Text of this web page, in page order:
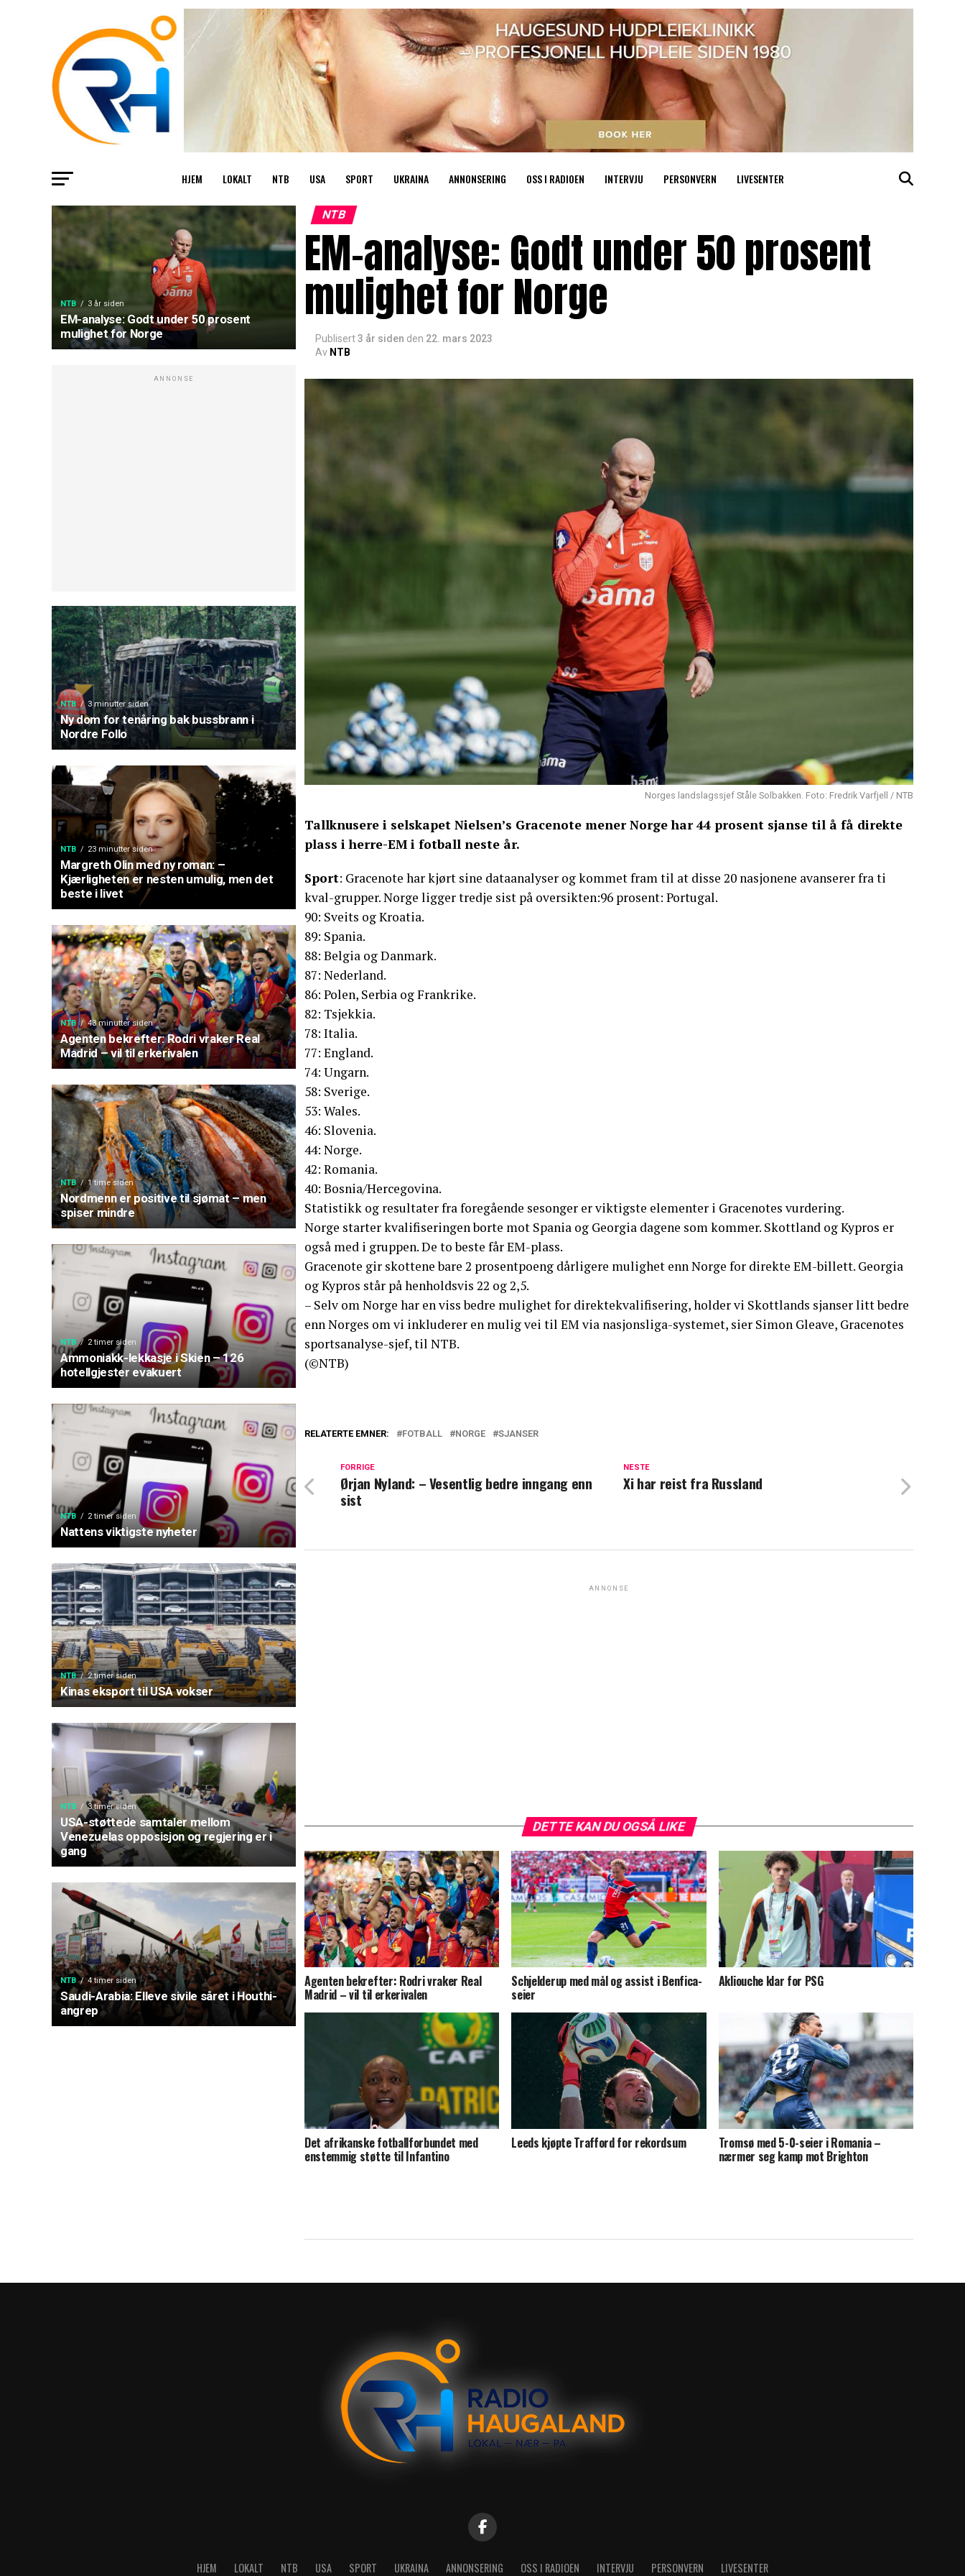
HJEM LOKALT NTB USA SPORT UKRAINA ANNONSERING OSS I RADIOEN INTERVJU PERSONVERN LIVESENTER
NTB 3 år siden
EM-analyse: Godt under 50 prosent
mulighet for Norge
ANNONSE
NTB 3 minutter siden
Ny dom for tenåring bak bussbrann i
Nordre Follo
NTB 23 minutter siden
Margreth Olin med ny roman: –
Kjærligheten er nesten umulig, men det
beste i livet
NTB 43 minutter siden
Agenten bekrefter: Rodri vraker Real
Madrid – vil til erkerivalen
NTB 1 time siden
Nordmenn er positive til sjømat – men
spiser mindre
NTB 2 timer siden
Ammoniakk-lekkasje i Skien – 126
hotellgjester evakuert
NTB 2 timer siden
Nattens viktigste nyheter
NTB 2 timer siden
Kinas eksport til USA vokser
NTB 3 timer siden
USA-støttede samtaler mellom
Venezuelas opposisjon og regjering er i
gang
NTB 4 timer siden
Saudi-Arabia: Elleve sivile såret i Houthi-
angrep
NTB
EM-analyse: Godt under 50 prosent
mulighet for Norge
Publisert3 år siden den 22. mars 2023
Av NTB
Norges landslagssjef Ståle Solbakken. Foto: Fredrik Varfjell / NTB
Tallknusere i selskapet Nielsen’s Gracenote mener Norge har 44 prosent sjanse til å få direkte
plass i herre-EM i fotball neste år.
Sport: Gracenote har kjørt sine dataanalyser og kommet fram til at disse 20 nasjonene avanserer fra ti
kval-grupper. Norge ligger tredje sist på oversikten:96 prosent: Portugal.
90: Sveits og Kroatia.
89: Spania.
88: Belgia og Danmark.
87: Nederland.
86: Polen, Serbia og Frankrike.
82: Tsjekkia.
78: Italia.
77: England.
74: Ungarn.
58: Sverige.
53: Wales.
46: Slovenia.
44: Norge.
42: Romania.
40: Bosnia/Hercegovina.
Statistikk og resultater fra foregående sesonger er viktigste elementer i Gracenotes vurdering.
Norge starter kvalifiseringen borte mot Spania og Georgia dagene som kommer. Skottland og Kypros er
også med i gruppen. De to beste får EM-plass.
Gracenote gir skottene bare 2 prosentpoeng dårligere mulighet enn Norge for direkte EM-billett. Georgia
og Kypros står på henholdsvis 22 og 2,5.
– Selv om Norge har en viss bedre mulighet for direktekvalifisering, holder vi Skottlands sjanser litt bedre
enn Norges om vi inkluderer en mulig vei til EM via nasjonsliga-systemet, sier Simon Gleave, Gracenotes
sportsanalyse-sjef, til NTB.
(©NTB)
RELATERTE EMNER: FOTBALL NORGE SJANSER
NESTE
Xi har reist fra Russland
FORRIGE
Ørjan Nyland: – Vesentlig bedre inngang enn
sist
ANNONSE
DETTE KAN DU OGSÅ LIKE
Agenten bekrefter: Rodri vraker Real
Madrid – vil til erkerivalen
Schjelderup med mål og assist i Benfica-
seier
Akliouche klar for PSG
Det afrikanske fotballforbundet med
enstemmig støtte til Infantino
Leeds kjøpte Trafford for rekordsum Tromsø med 5-0-seier i Romania –
nærmer seg kamp mot Brighton
HJEM LOKALT NTB USA SPORT UKRAINA ANNONSERING OSS I RADIOEN INTERVJU PERSONVERN LIVESENTER